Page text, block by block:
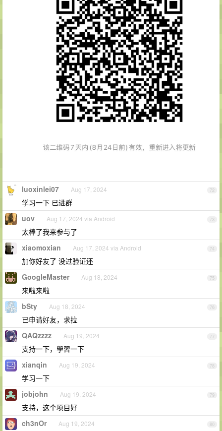
72
luoxinlei07 Aug 17, 2024
学习一下 已进群
73
uov Aug 17, 2024 via Android
太棒了我来参与了
74
xiaomoxian Aug 17, 2024 via Android
加你好友了 没过验证还
75
GoogleMaster Aug 18, 2024
来啦来啦
76
bSty Aug 18, 2024
已申请好友，求拉
77
QAQzzzz Aug 19, 2024
支持一下，學習一下
78
xianqin Aug 19, 2024
学习一下
79
jobjohn Aug 19, 2024
支持，这个项目好
80
ch3nOr Aug 19, 2024